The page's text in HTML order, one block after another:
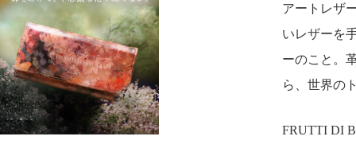
アートレザ
いレザーを
ーのこと。
ら、世界の
FRUTTI DI